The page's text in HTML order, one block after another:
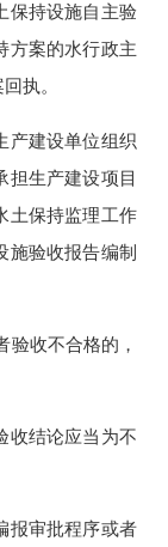
保持设施自主验
方案的水行政主
执。
建设单位组织
担生产建设项目
土保持监理工作
施验收报告编制
收不合格的，
结论应当为不
审批程序或者